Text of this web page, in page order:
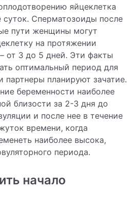
яйцеклетка
суток. Сперматозоиды после
пути женщины могут
на протяжении
от 3 до 5 дней. Эти факты
оптимальный период для
партнеры планируют зачатие.
беременности наиболее
близости за 2-3 дня до
и после нее в течение
времени, когда
наиболее высока,
периода.
начало